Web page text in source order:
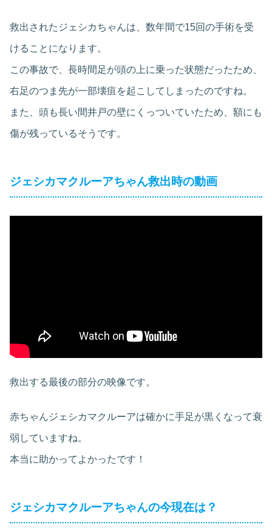
救出されたジェシカちゃんは、数年間で15回の手術を受
けることになります。
この事故で、長時間足が頭の上に乗った状態だったため、
右足のつま先が一部壊疽を起こしてしまったのですね。
また、頭も長い間井戸の壁にくっついていたため、額にも
傷が残っているそうです。
ジェシカマクルーアちゃん救出時の動画
救出する最後の部分の映像です。
赤ちゃんジェシカマクルーアは確かに手足が黒くなって衰
弱していますね。
本当に助かってよかったです！
ジェシカマクルーアちゃんの今現在は？